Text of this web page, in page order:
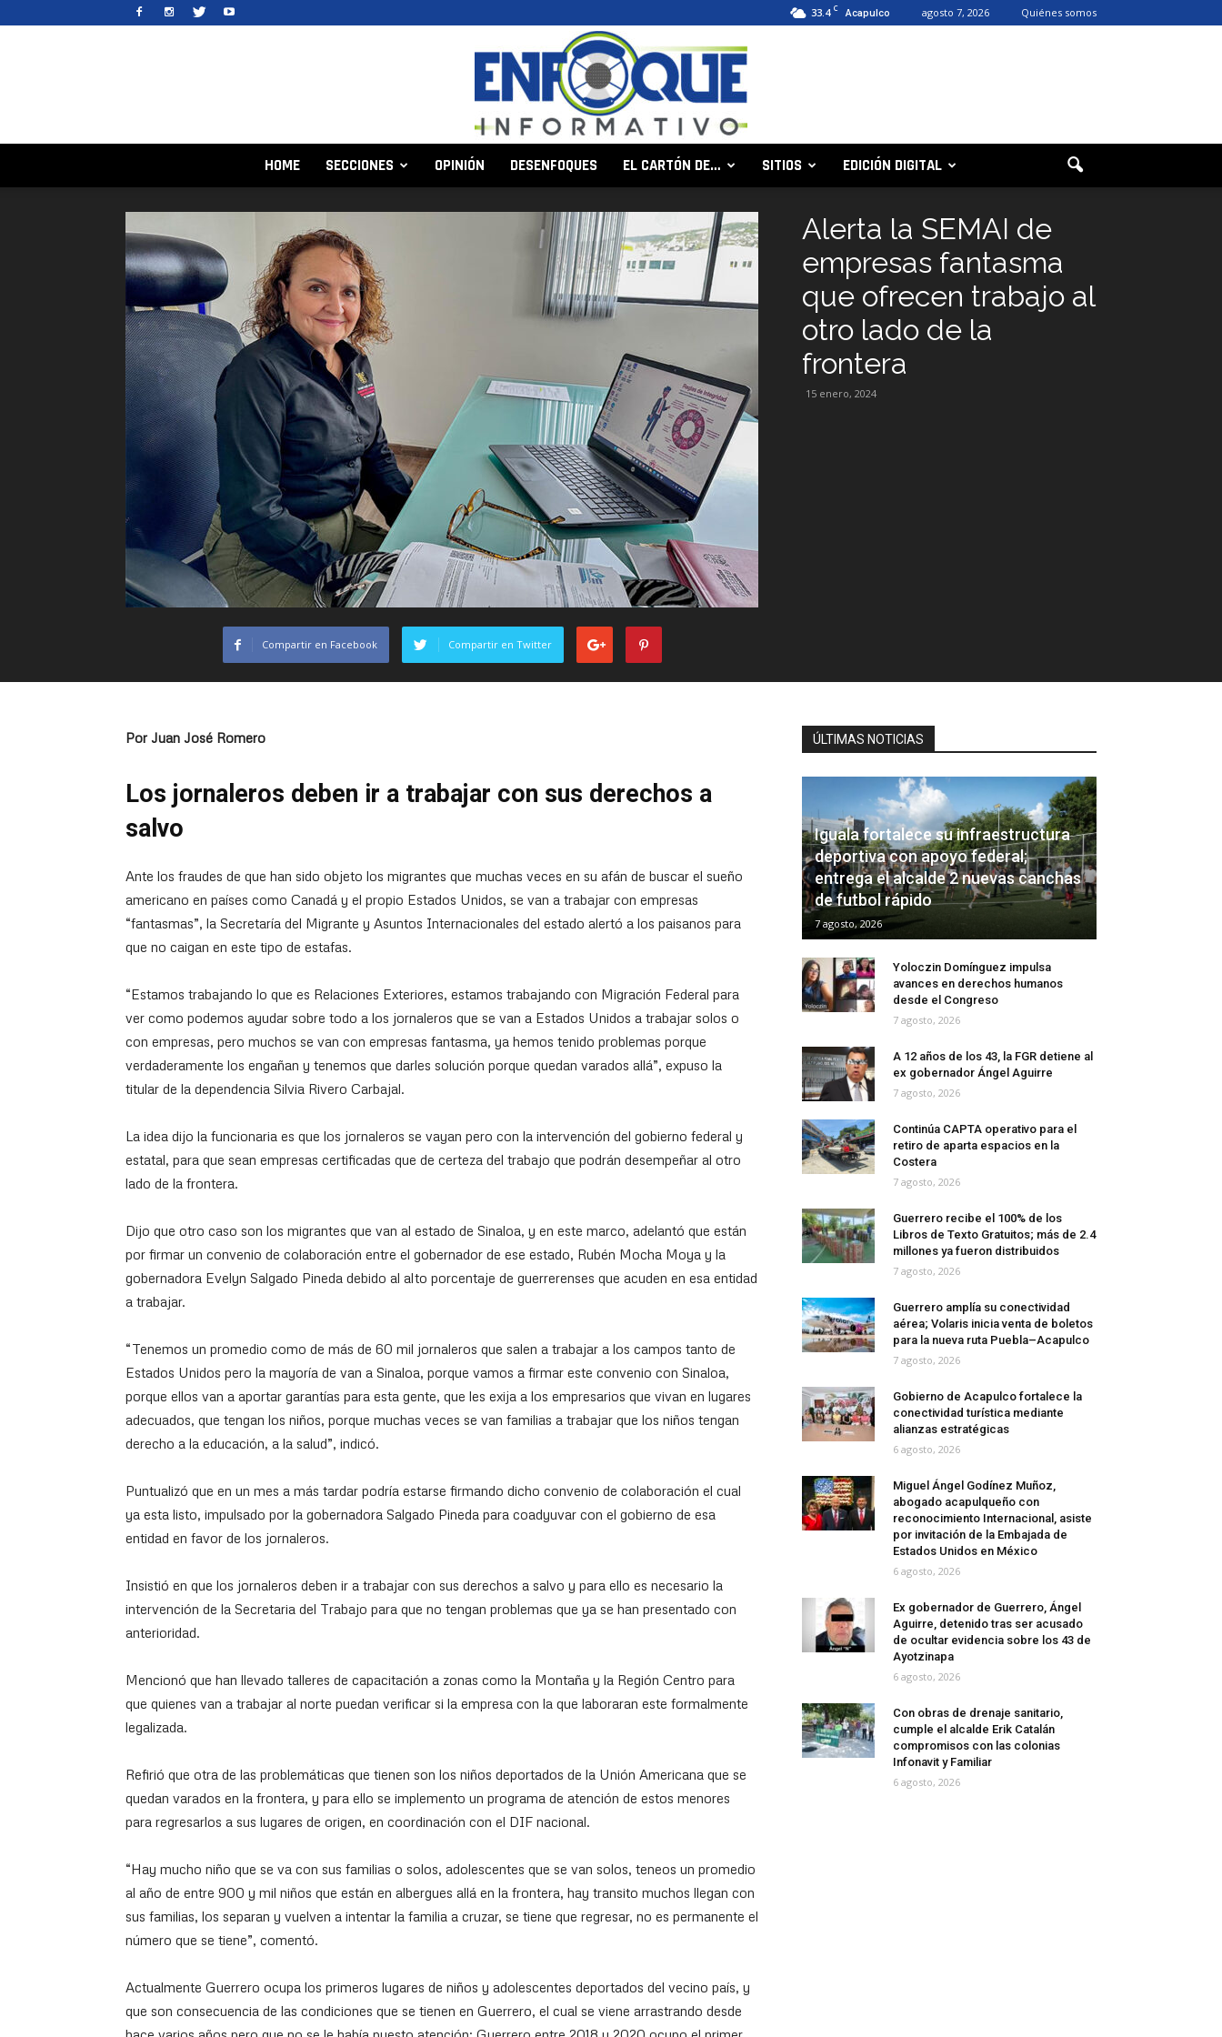
33.4 C Acapulco agosto 7, 2026 Quiénes somos
Informativo
HOME SECCIONES OPINIÓN DESENFOQUES EL CARTÓN DE… SITIOS EDICIÓN DIGITAL
Alerta la SEMAI de
empresas fantasma
que ofrecen trabajo al
otro lado de la
frontera
15 enero, 2024
Compartir en Facebook Compartir en Twitter
Por Juan José Romero
Los jornaleros deben ir a trabajar con sus derechos a
salvo
Ante los fraudes de que han sido objeto los migrantes que muchas veces en su afán de buscar el sueño
americano en países como Canadá y el propio Estados Unidos, se van a trabajar con empresas
“fantasmas”, la Secretaría del Migrante y Asuntos Internacionales del estado alertó a los paisanos para
que no caigan en este tipo de estafas.
“Estamos trabajando lo que es Relaciones Exteriores, estamos trabajando con Migración Federal para
ver como podemos ayudar sobre todo a los jornaleros que se van a Estados Unidos a trabajar solos o
con empresas, pero muchos se van con empresas fantasma, ya hemos tenido problemas porque
verdaderamente los engañan y tenemos que darles solución porque quedan varados allá”, expuso la
titular de la dependencia Silvia Rivero Carbajal.
La idea dijo la funcionaria es que los jornaleros se vayan pero con la intervención del gobierno federal y
estatal, para que sean empresas certificadas que de certeza del trabajo que podrán desempeñar al otro
lado de la frontera.
Dijo que otro caso son los migrantes que van al estado de Sinaloa, y en este marco, adelantó que están
por firmar un convenio de colaboración entre el gobernador de ese estado, Rubén Mocha Moya y la
gobernadora Evelyn Salgado Pineda debido al alto porcentaje de guerrerenses que acuden en esa entidad
a trabajar.
“Tenemos un promedio como de más de 60 mil jornaleros que salen a trabajar a los campos tanto de
Estados Unidos pero la mayoría de van a Sinaloa, porque vamos a firmar este convenio con Sinaloa,
porque ellos van a aportar garantías para esta gente, que les exija a los empresarios que vivan en lugares
adecuados, que tengan los niños, porque muchas veces se van familias a trabajar que los niños tengan
derecho a la educación, a la salud”, indicó.
Puntualizó que en un mes a más tardar podría estarse firmando dicho convenio de colaboración el cual
ya esta listo, impulsado por la gobernadora Salgado Pineda para coadyuvar con el gobierno de esa
entidad en favor de los jornaleros.
Insistió en que los jornaleros deben ir a trabajar con sus derechos a salvo y para ello es necesario la
intervención de la Secretaria del Trabajo para que no tengan problemas que ya se han presentado con
anterioridad.
Mencionó que han llevado talleres de capacitación a zonas como la Montaña y la Región Centro para
que quienes van a trabajar al norte puedan verificar si la empresa con la que laboraran este formalmente
legalizada.
Refirió que otra de las problemáticas que tienen son los niños deportados de la Unión Americana que se
quedan varados en la frontera, y para ello se implemento un programa de atención de estos menores
para regresarlos a sus lugares de origen, en coordinación con el DIF nacional.
“Hay mucho niño que se va con sus familias o solos, adolescentes que se van solos, teneos un promedio
al año de entre 900 y mil niños que están en albergues allá en la frontera, hay transito muchos llegan con
sus familias, los separan y vuelven a intentar la familia a cruzar, se tiene que regresar, no es permanente el
número que se tiene”, comentó.
Actualmente Guerrero ocupa los primeros lugares de niños y adolescentes deportados del vecino país, y
que son consecuencia de las condiciones que se tienen en Guerrero, el cual se viene arrastrando desde
ÚLTIMAS NOTICIAS
Iguala fortalece su infraestructura
deportiva con apoyo federal;
entrega el alcalde 2 nuevas canchas
de futbol rápido
7 agosto, 2026
Yoloczin Domínguez impulsa
avances en derechos humanos
desde el Congreso
7 agosto, 2026
A 12 años de los 43, la FGR detiene al
ex gobernador Ángel Aguirre
7 agosto, 2026
Continúa CAPTA operativo para el
retiro de aparta espacios en la
Costera
7 agosto, 2026
Guerrero recibe el 100% de los
Libros de Texto Gratuitos; más de 2.4
millones ya fueron distribuidos
7 agosto, 2026
Guerrero amplía su conectividad
aérea; Volaris inicia venta de boletos
para la nueva ruta Puebla–Acapulco
7 agosto, 2026
Gobierno de Acapulco fortalece la
conectividad turística mediante
alianzas estratégicas
6 agosto, 2026
Miguel Ángel Godínez Muñoz,
abogado acapulqueño con
reconocimiento Internacional, asiste
por invitación de la Embajada de
Estados Unidos en México
6 agosto, 2026
Ex gobernador de Guerrero, Ángel
Aguirre, detenido tras ser acusado
de ocultar evidencia sobre los 43 de
Ayotzinapa
6 agosto, 2026
Con obras de drenaje sanitario,
cumple el alcalde Erik Catalán
compromisos con las colonias
Infonavit y Familiar
6 agosto, 2026